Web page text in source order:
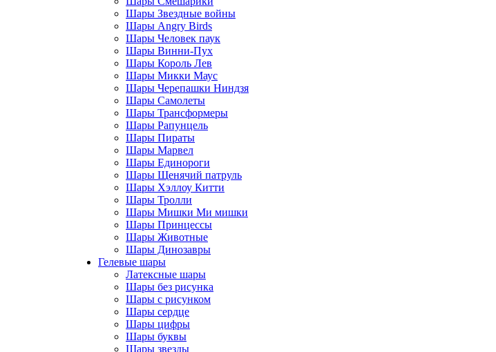
Шары Звездные войны
Шары Angry Birds
Шары Человек паук
Шары Винни-Пух
Шары Король Лев
Шары Микки Маус
Шары Черепашки Ниндзя
Шары Самолеты
Шары Трансформеры
Шары Рапунцель
Шары Пираты
Шары Марвел
Шары Единороги
Шары Щенячий патруль
Шары Хэллоу Китти
Шары Тролли
Шары Мишки Ми мишки
Шары Принцессы
Шары Животные
Шары Динозавры
Гелевые шары
Латексные шары
Шары без рисунка
Шары с рисунком
Шары сердце
Шары цифры
Шары буквы
Шары звезды